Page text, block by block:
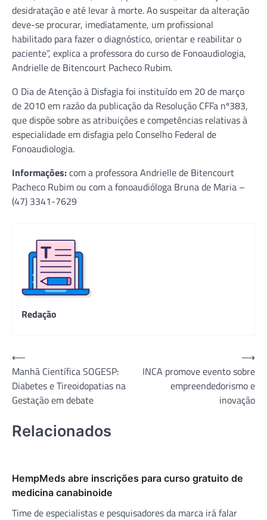
desidratação e até levar à morte. Ao suspeitar da alteração
deve-se procurar, imediatamente, um profissional
habilitado para fazer o diagnóstico, orientar e reabilitar o
paciente”, explica a professora do curso de Fonoaudiologia,
Andrielle de Bitencourt Pacheco Rubim.
O Dia de Atenção à Disfagia foi instituído em 20 de março
de 2010 em razão da publicação da Resolução CFFa nº383,
que dispõe sobre as atribuições e competências relativas à
especialidade em disfagia pelo Conselho Federal de
Fonoaudiologia.
Informações:com a professora Andrielle de Bitencourt
Pacheco Rubim ou com a fonoaudióloga Bruna de Maria –
(47) 3341-7629
Redação
Navegação
de
Post
⟵
Manhã Científica SOGESP:
Diabetes e Tireoidopatias na
Gestação em debate
INCA promove evento sobre
empreendedorismo e
inovação
⟶
Relacionados
HempMeds abre inscrições para curso gratuito de
medicina canabinoide
Time de especialistas e pesquisadores da marca irá falar